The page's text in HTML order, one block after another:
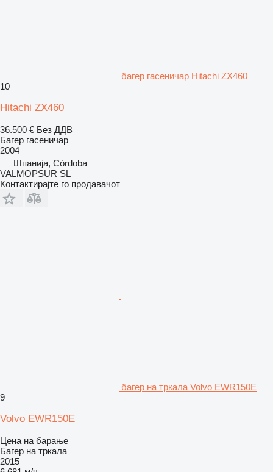
багер гасеничар Hitachi ZX460
10
Hitachi ZX460
36.500 € Без ДДВ
Багер гасеничар
2004
Шпанија, Córdoba
VALMOPSUR SL
Контактирајте го продавачот
багер на тркала Volvo EWR150E
9
Volvo EWR150E
Цена на барање
Багер на тркала
2015